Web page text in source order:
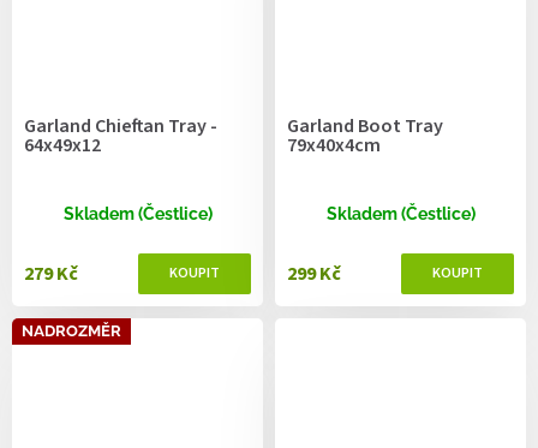
Garland Chieftan Tray -
64x49x12
Skladem (Čestlice)
279 Kč
Garland Boot Tray
79x40x4cm
Skladem (Čestlice)
299 Kč
NADROZMĚR